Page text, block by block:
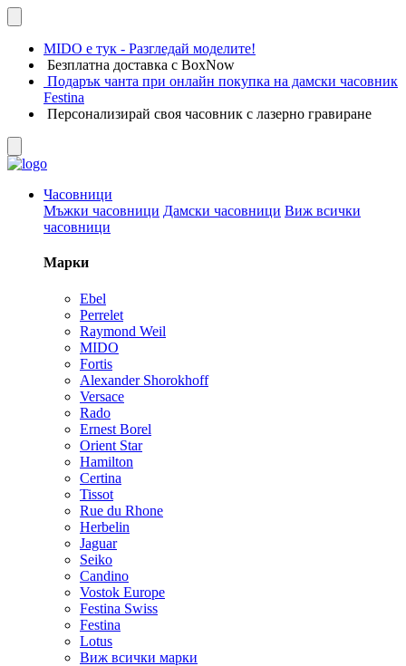
MIDO е тук - Разгледай моделите!
Безплатна доставка с BoxNow
Подарък чанта при онлайн покупка на дамски часовник
Festina
Персонализирай своя часовник с лазерно гравиране
Часовници
Мъжки часовници Дамски часовници Виж всички
часовници
Марки
Ebel
Perrelet
Raymond Weil
MIDO
Fortis
Alexander Shorokhoff
Versace
Rado
Ernest Borel
Orient Star
Hamilton
Certina
Tissot
Rue du Rhone
Herbelin
Jaguar
Seiko
Candino
Vostok Europe
Festina Swiss
Festina
Lotus
Виж всички марки